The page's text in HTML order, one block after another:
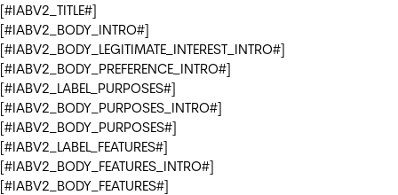
[#IABV2_TITLE#]
[#IABV2_BODY_INTRO#]
[#IABV2_BODY_LEGITIMATE_INTEREST_INTRO#]
[#IABV2_BODY_PREFERENCE_INTRO#]
[#IABV2_LABEL_PURPOSES#]
[#IABV2_BODY_PURPOSES_INTRO#]
[#IABV2_BODY_PURPOSES#]
[#IABV2_LABEL_FEATURES#]
[#IABV2_BODY_FEATURES_INTRO#]
[#IABV2_BODY_FEATURES#]